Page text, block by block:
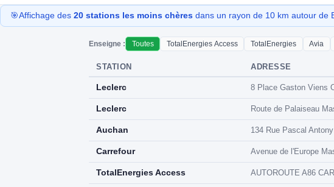
🎯Affichage des 20 stations les moins chères dans un rayon de 10 km autour de
Enseigne : Toutes TotalEnergies Access TotalEnergies Avia
STATION ADRESSE
Leclerc 8 Place Gaston Viens
Leclerc Route de Palaiseau
Auchan 134 Rue Pascal Antony
Carrefour Avenue de l'Europe
TotalEnergies Access AUTOROUTE A86